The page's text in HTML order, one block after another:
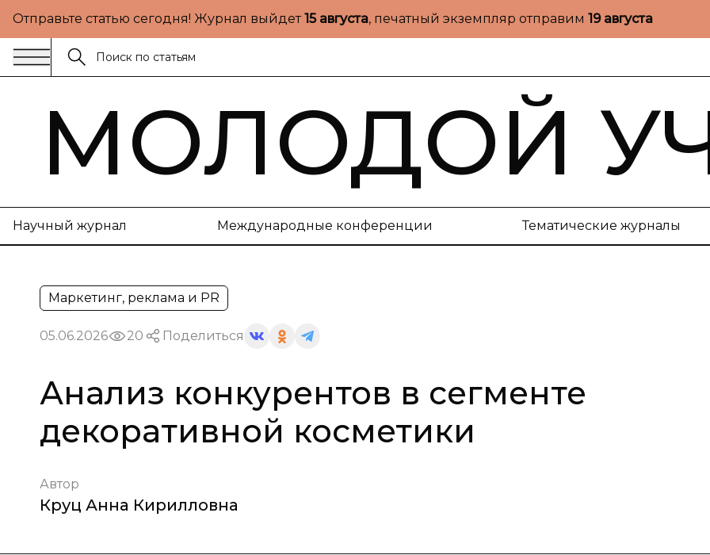
Отправьте статью сегодня! Журнал выйдет15 августа, печатный экземпляр отправим 19 августа
МОЛОДОЙ
Научный журнал Международные конференции Тематические журналы
Маркетинг, реклама и PR
05.06.2026 20 Поделиться
Анализ конкурентов в сегменте
декоративной косметики
Автор
Круц Анна Кирилловна